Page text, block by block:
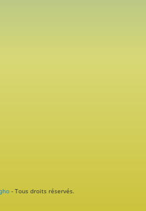
- Tous droits réservés.